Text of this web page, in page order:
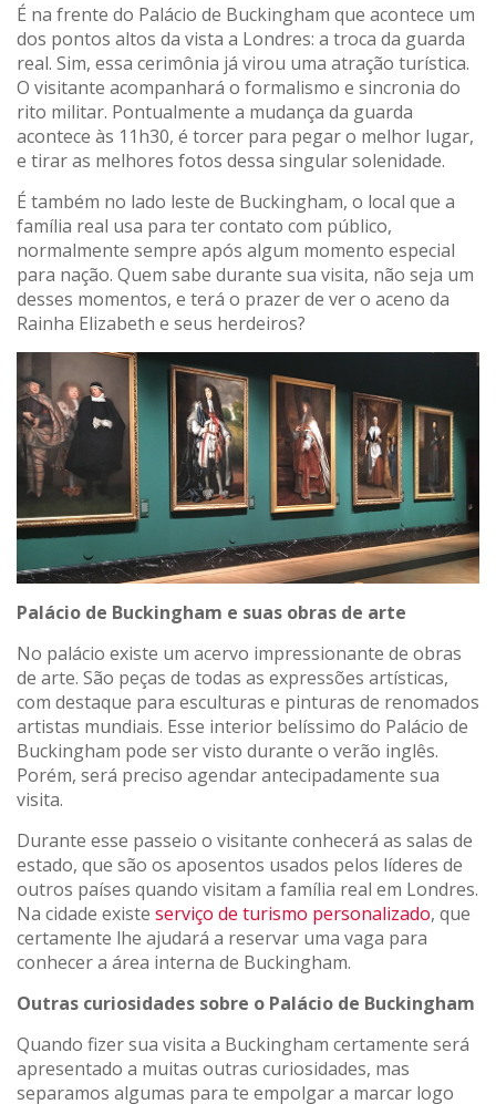
É na frente do Palácio de Buckingham que acontece um
dos pontos altos da vista a Londres: a troca da guarda
real. Sim, essa cerimônia já virou uma atração turística.
O visitante acompanhará o formalismo e sincronia do
rito militar. Pontualmente a mudança da guarda
acontece às 11h30, é torcer para pegar o melhor lugar,
e tirar as melhores fotos dessa singular solenidade.
É também no lado leste de Buckingham, o local que a
família real usa para ter contato com público,
normalmente sempre após algum momento especial
para nação. Quem sabe durante sua visita, não seja um
desses momentos, e terá o prazer de ver o aceno da
Rainha Elizabeth e seus herdeiros?
Palácio de Buckingham e suas obras de arte
No palácio existe um acervo impressionante de obras
de arte. São peças de todas as expressões artísticas,
com destaque para esculturas e pinturas de renomados
artistas mundiais. Esse interior belíssimo do Palácio de
Buckingham pode ser visto durante o verão inglês.
Porém, será preciso agendar antecipadamente sua
visita.
Durante esse passeio o visitante conhecerá as salas de
estado, que são os aposentos usados pelos líderes de
outros países quando visitam a família real em Londres.
Na cidade existe serviço de turismo personalizado, que
certamente lhe ajudará a reservar uma vaga para
conhecer a área interna de Buckingham.
Outras curiosidades sobre o Palácio de Buckingham
Quando fizer sua visita a Buckingham certamente será
apresentado a muitas outras curiosidades, mas
separamos algumas para te empolgar a marcar logo